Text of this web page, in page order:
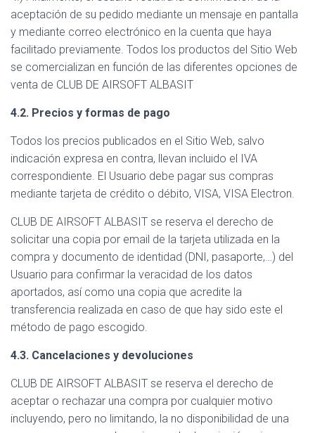
aceptación de su pedido mediante un mensaje en pantalla
y mediante correo electrónico en la cuenta que haya
facilitado previamente. Todos los productos del Sitio Web
se comercializan en función de las diferentes opciones de
venta de CLUB DE AIRSOFT ALBASIT
4.2. Precios y formas de pago
Todos los precios publicados en el Sitio Web, salvo
indicación expresa en contra, llevan incluido el IVA
correspondiente. El Usuario debe pagar sus compras
mediante tarjeta de crédito o débito, VISA, VISA Electron.
CLUB DE AIRSOFT ALBASIT se reserva el derecho de
solicitar una copia por email de la tarjeta utilizada en la
compra y documento de identidad (DNI, pasaporte,…) del
Usuario para confirmar la veracidad de los datos
aportados, así como una copia que acredite la
transferencia realizada en caso de que hay sido este el
método de pago escogido.
4.3. Cancelaciones y devoluciones
CLUB DE AIRSOFT ALBASIT se reserva el derecho de
aceptar o rechazar una compra por cualquier motivo
incluyendo, pero no limitando, la no disponibilidad de una